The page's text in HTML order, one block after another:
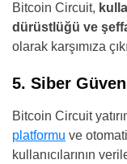
Bitcoin Circuit,
dürüstlüğü ve
olarak karşımıza
5. Siber
Bitcoin Circuit
platformu ve
kullanıcılarının